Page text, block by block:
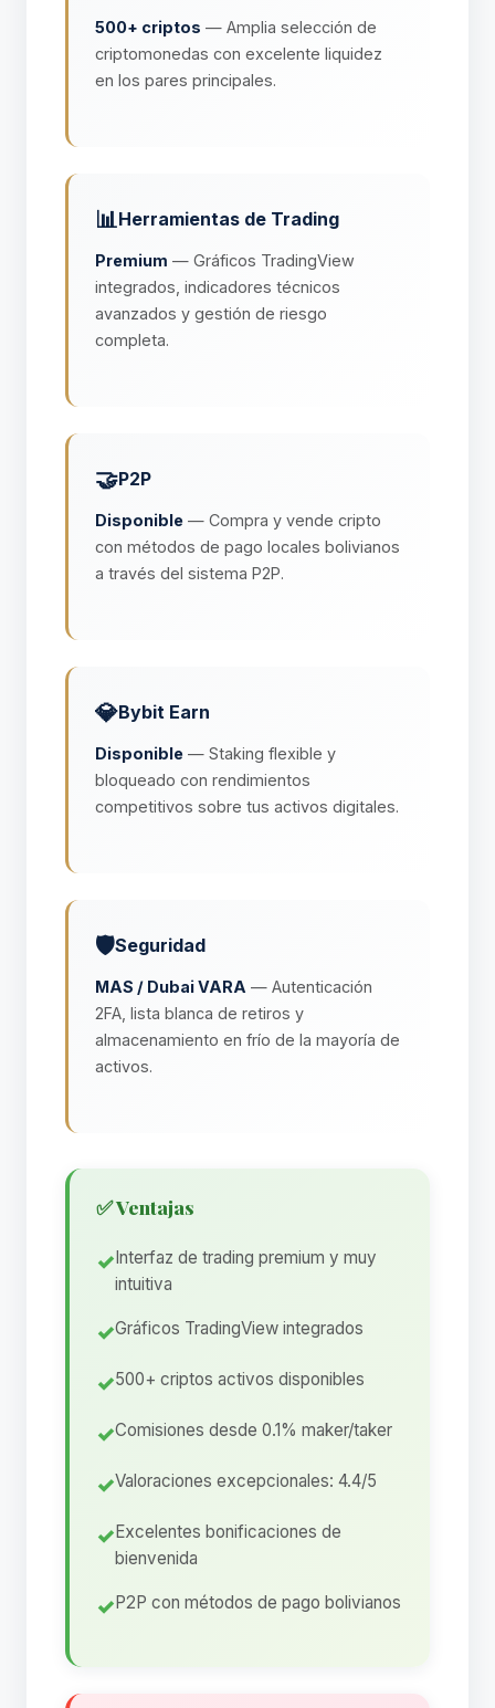
500+ criptos — Amplia selección de
criptomonedas con excelente liquidez
en los pares principales.
📊Herramientas de Trading
Premium — Gráficos TradingView
integrados, indicadores técnicos
avanzados y gestión de riesgo
completa.
🤝P2P
Disponible — Compra y vende cripto
con métodos de pago locales bolivianos
a través del sistema P2P.
💎Bybit Earn
Disponible — Staking flexible y
bloqueado con rendimientos
competitivos sobre tus activos digitales.
🛡️Seguridad
MAS / Dubai VARA — Autenticación
2FA, lista blanca de retiros y
almacenamiento en frío de la mayoría de
activos.
✅ Ventajas
Interfaz de trading premium y muy
intuitiva
Gráficos TradingView integrados
500+ criptos activos disponibles
Comisiones desde 0.1% maker/taker
Valoraciones excepcionales: 4.4/5
Excelentes bonificaciones de
bienvenida
P2P con métodos de pago bolivianos